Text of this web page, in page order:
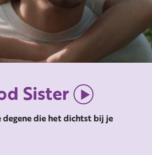
Sister
degene die het dichtst bij je